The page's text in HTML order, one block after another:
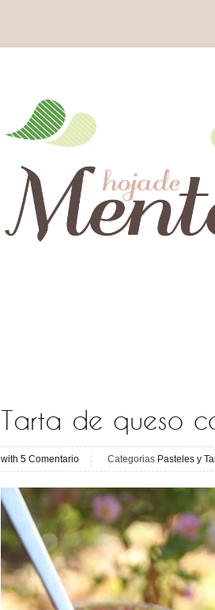
Tarta de queso
with 5 Comentario Categorias Pasteles y